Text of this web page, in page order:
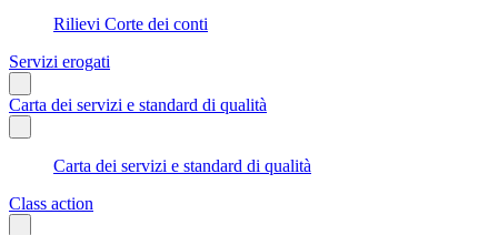
Rilievi Corte dei conti
Servizi erogati
Carta dei servizi e standard di qualità
Carta dei servizi e standard di qualità
Class action